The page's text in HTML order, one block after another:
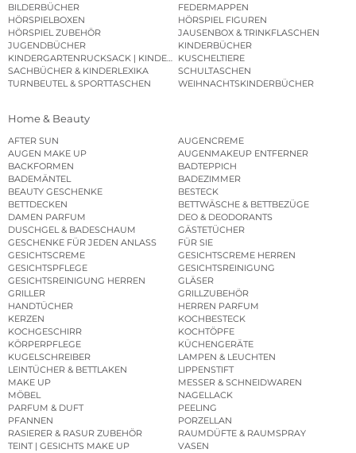
BILDERBÜCHER
FEDERMAPPEN
HÖRSPIELBOXEN
HÖRSPIEL FIGUREN
HÖRSPIEL ZUBEHÖR
JAUSENBOX & TRINKFLASCHEN
JUGENDBÜCHER
KINDERBÜCHER
KINDERGARTENRUCKSACK | KINDERGARTENBEUTEL
KUSCHELTIERE
SACHBÜCHER & KINDERLEXIKA
SCHULTASCHEN
TURNBEUTEL & SPORTTASCHEN
WEIHNACHTSKINDERBÜCHER
Home & Beauty
AFTER SUN
AUGENCREME
AUGEN MAKE UP
AUGENMAKEUP ENTFERNER
BACKFORMEN
BADTEPPICH
BADEMÄNTEL
BADEZIMMER
BEAUTY GESCHENKE
BESTECK
BETTDECKEN
BETTWÄSCHE & BETTBEZÜGE
DAMEN PARFUM
DEO & DEODORANTS
DUSCHGEL & BADESCHAUM
GÄSTETÜCHER
GESCHENKE FÜR JEDEN ANLASS
FÜR SIE
GESICHTSCREME
GESICHTSCREME HERREN
GESICHTSPFLEGE
GESICHTSREINIGUNG
GESICHTSREINIGUNG HERREN
GLÄSER
GRILLER
GRILLZUBEHÖR
HANDTÜCHER
HERREN PARFUM
KERZEN
KOCHBESTECK
KOCHGESCHIRR
KOCHTÖPFE
KÖRPERPFLEGE
KÜCHENGERÄTE
KUGELSCHREIBER
LAMPEN & LEUCHTEN
LEINTÜCHER & BETTLAKEN
LIPPENSTIFT
MAKE UP
MESSER & SCHNEIDWAREN
MÖBEL
NAGELLACK
PARFUM & DUFT
PEELING
PFANNEN
PORZELLAN
RASIERER & RASUR ZUBEHÖR
RAUMDÜFTE & RAUMSPRAY
TEINT | GESICHTS MAKE UP
VASEN